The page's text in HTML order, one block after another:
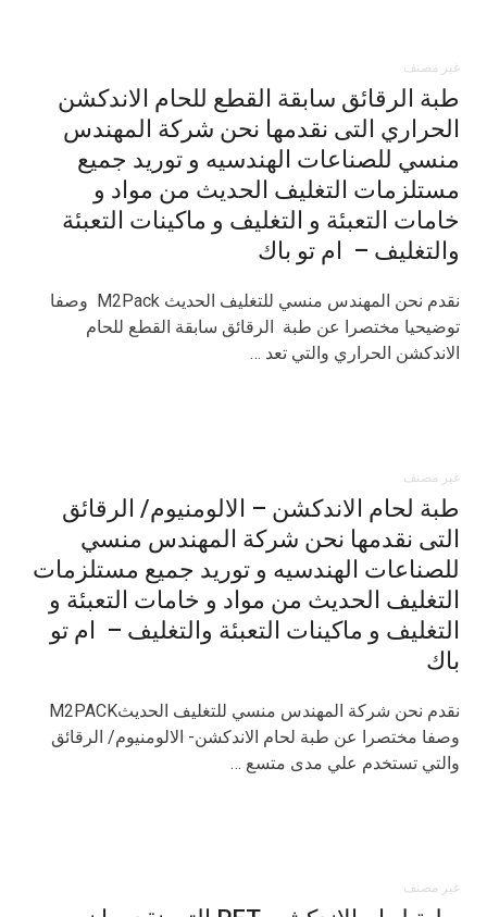
غير مصنف
طبة الرقائق سابقة القطع للحام الاندكشن
الحراري التى نقدمها نحن شركة المهندس
منسي للصناعات الهندسيه و توريد جميع
مستلزمات التغليف الحديث من مواد و
خامات التعبئة و التغليف و ماكينات التعبئة
والتغليف – ام تو باك
نقدم نحن المهندس منسي للتغليف الحديث M2Pack وصفا
توضيحيا مختصرا عن طبة الرقائق سابقة القطع للحام
الاندكشن الحراري والتي تعد …
غير مصنف
طبة لحام الاندكشن – الالومنيوم/ الرقائق
التى نقدمها نحن شركة المهندس منسي
للصناعات الهندسيه و توريد جميع مستلزمات
التغليف الحديث من مواد و خامات التعبئة و
التغليف و ماكينات التعبئة والتغليف – ام تو
باك
نقدم نحن شركة المهندس منسي للتغليف الحديثM2PACK
وصفا مختصرا عن طبة لحام الاندكشن- الالومنيوم/ الرقائق
والتي تستخدم علي مدى متسع …
غير مصنف